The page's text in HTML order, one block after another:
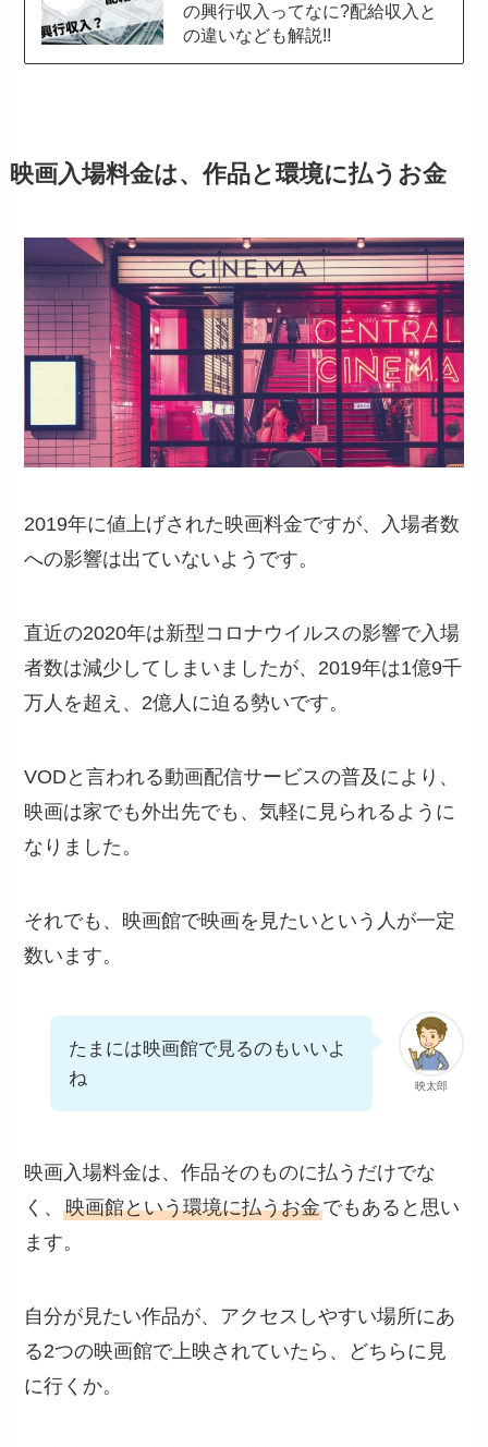
の興行収入ってなに?配給収入と
の違いなども解説!!
映画入場料金は、作品と環境に払うお金
2019年に値上げされた映画料金ですが、入場者数
への影響は出ていないようです。
直近の2020年は新型コロナウイルスの影響で入場
者数は減少してしまいましたが、2019年は1億9千
万人を超え、2億人に迫る勢いです。
VODと言われる動画配信サービスの普及により、
映画は家でも外出先でも、気軽に見られるように
なりました。
それでも、映画館で映画を見たいという人が一定
数います。
映太郎
たまには映画館で見るのもいいよ
ね
映画入場料金は、作品そのものに払うだけでな
く、映画館という環境に払うお金でもあると思い
ます。
自分が見たい作品が、アクセスしやすい場所にあ
る2つの映画館で上映されていたら、どちらに見
に行くか。